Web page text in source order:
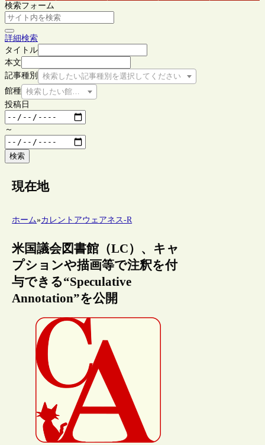
検索フォーム
詳細検索
タイトル
本文
記事種別
検索したい記事種別を選択してください
館種 検索したい館種を選択してください
投稿日
～
検索
現在地
ホーム»カレントアウェアネス-R
米国議会図書館（LC）、キャ
プションや描画等で注釈を付
与できる“Speculative
Annotation”を公開